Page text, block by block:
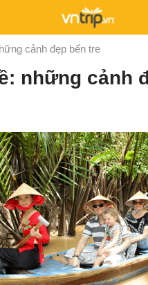
cảnh đẹp bến tre
những cảnh